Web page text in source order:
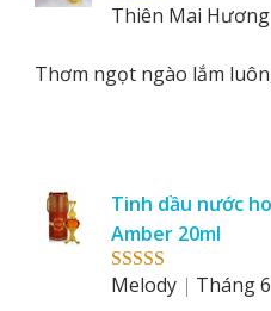
Rated5 out
Thiên Mai Hương
Thơm ngọt ngào lắm
Rated5out
Tinh dầu nước
Amber 20ml
Melody
Tháng